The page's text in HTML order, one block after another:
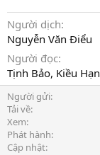
Người dịch
Nguyễn Văn Điểu
Người đọc
Tịnh Bảo, Kiều
Người gửi
Tải về
Xem
Phát hành
Cập nhật